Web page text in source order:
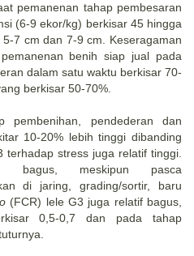
pemanenan tahap pembesaran
(6-9 ekor/kg) berkisar 45 hingga
7 cm dan 7-9 cm. Keseragaman
benih siap jual pada
dalam satu waktu berkisar 70-
berkisar 50-70%.
pembenihan, pendederan dan
10-20% lebih tinggi dibanding
stress juga relatif tinggi.
bagus, meskipun pasca
di jaring, grading/sortir, baru
(FCR) lele G3 juga relatif bagus,
0,5-0,7 dan pada tahap